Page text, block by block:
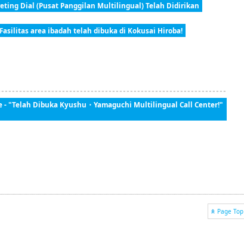
Dial (Pusat Panggilan Multilingual) Telah Didirikan
area ibadah telah dibuka di Kokusai Hiroba!
- "Telah Dibuka Kyushu・Yamaguchi Multilingual Call Center!"
Page Top